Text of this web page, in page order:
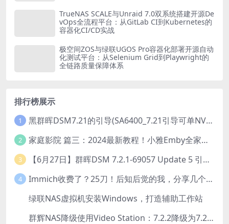
TrueNAS SCALE与Unraid 7.0双系统搭建开源De
vOps全流程平台：从GitLab CI到Kubernetes的
容器化CI/CD实战
极空间ZOS与绿联UGOS Pro容器化部署开源自动
化测试平台：从Selenium Grid到Playwright的
全链路质量保障体系
排行榜展示
1 黑群晖DSM7.21的引导(SA6400_7.21引导可单NVME安装系统）
2 家庭影院 篇三：2024最新教程！小雅Emby全家桶又是什么？它和小雅AList又有什么区别？
3 【6月27日】群晖DSM 7.2.1-69057 Update 5 引导【附半洗白序列号】
4 Immich收费了？25刀！后知后觉的我，分享几个方法DIY这款最强家庭照片管理工具
绿联NAS虚拟机安装Windows，打造辅助工作站
群辉NAS降级使用Video Station：7.2.2降级为7.2.1，也可降为其他版本